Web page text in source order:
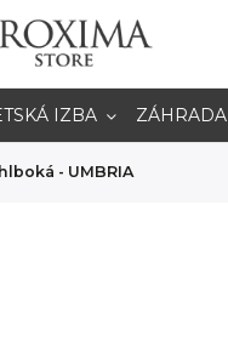
IZBA ZÁHRADA
- UMBRIA